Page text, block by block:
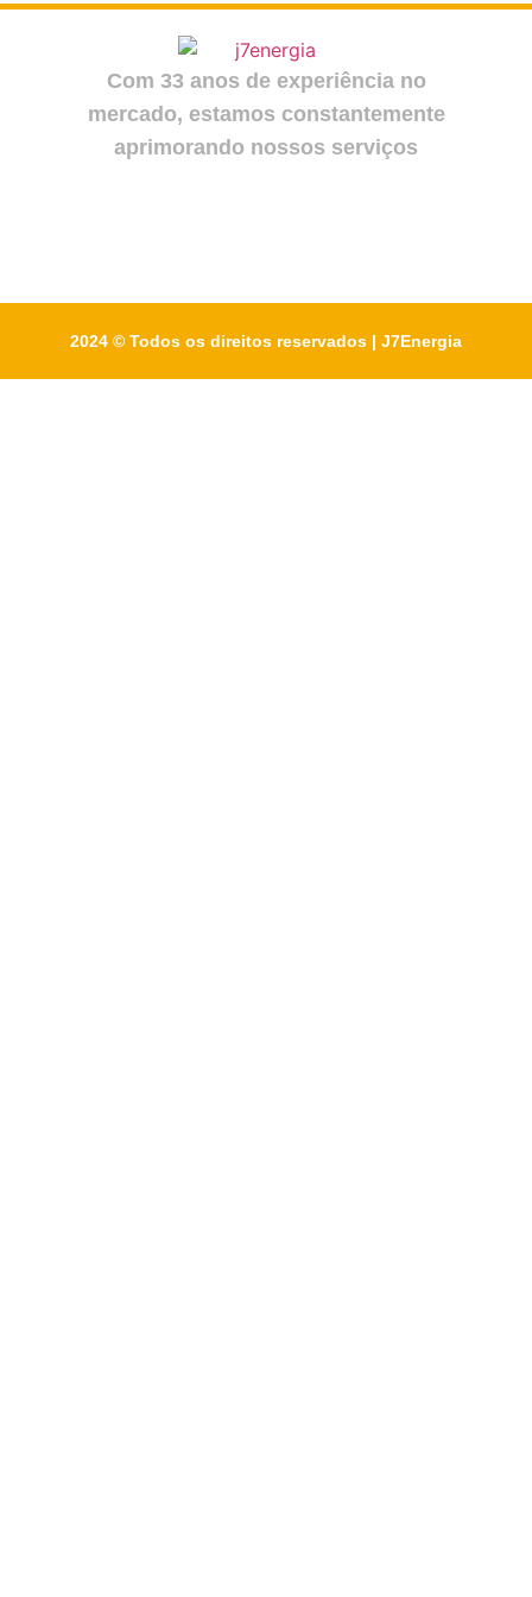
Com 33 anos de experiência no
mercado, estamos constantemente
aprimorando nossos serviços
2024 © Todos os direitos reservados | J7Energia